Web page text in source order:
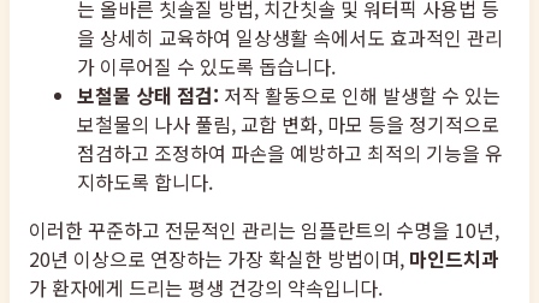
는 올바른 칫솔질 방법, 치간칫솔 및 워터픽 사용법 등
을 상세히 교육하여 일상생활 속에서도 효과적인 관리
가 이루어질 수 있도록 돕습니다.
보철물 상태 점검: 저작 활동으로 인해 발생할 수 있는
보철물의 나사 풀림, 교합 변화, 마모 등을 정기적으로
점검하고 조정하여 파손을 예방하고 최적의 기능을 유
지하도록 합니다.
이러한 꾸준하고 전문적인 관리는 임플란트의 수명을 10년,
20년 이상으로 연장하는 가장 확실한 방법이며, 마인드치과
가 환자에게 드리는 평생 건강의 약속입니다.